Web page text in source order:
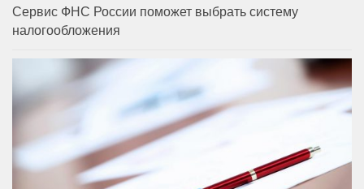
Сервис ФНС России поможет выбрать систему
налогообложения